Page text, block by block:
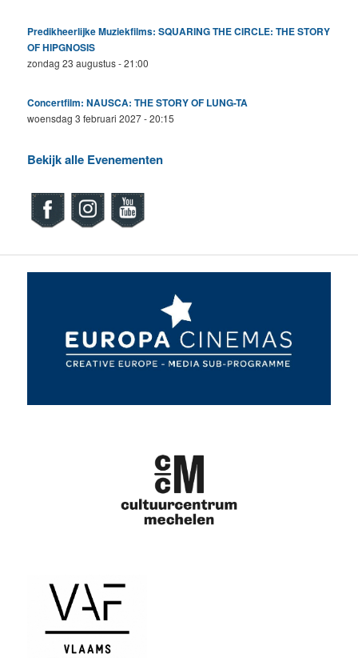
Predikheerlijke Muziekfilms: SQUARING THE CIRCLE: THE STORY
OF HIPGNOSIS
zondag 23 augustus - 21:00
Concertfilm: NAUSCA: THE STORY OF LUNG-TA
woensdag 3 februari 2027 - 20:15
Bekijk alle Evenementen